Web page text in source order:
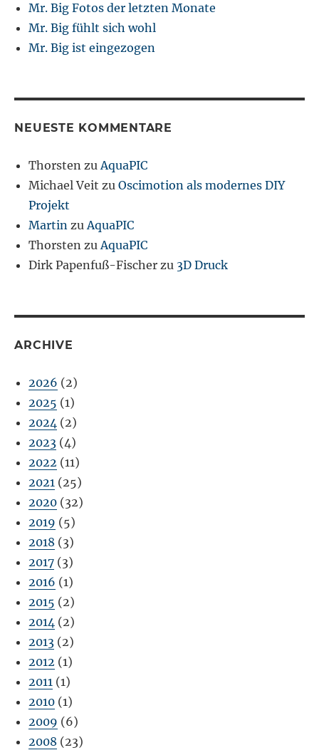
Mr. Big Fotos der letzten Monate
Mr. Big fühlt sich wohl
Mr. Big ist eingezogen
NEUESTE KOMMENTARE
Thorsten zuAquaPIC
Michael Veit zuOscimotion als modernes DIY
Projekt
Martin zuAquaPIC
Thorsten zuAquaPIC
Dirk Papenfuß-Fischer zu 3D Druck
ARCHIVE
2026 (2)
2025 (1)
2024 (2)
2023 (4)
2022 (11)
2021 (25)
2020 (32)
2019 (5)
2018 (3)
2017 (3)
2016 (1)
2015 (2)
2014 (2)
2013 (2)
2012 (1)
2011 (1)
2010 (1)
2009 (6)
2008 (23)